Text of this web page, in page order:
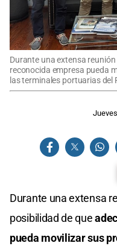
Durante una extensa
reconocida empresa pueda
las terminales portuarias del
Durante una extensa
posibilidad de que
pueda movilizar sus